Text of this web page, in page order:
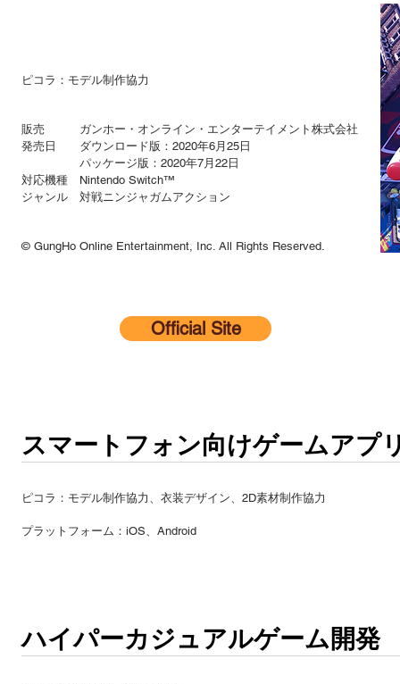
ピコラ：モデル制作協力
販売 ガンホー・オンライン・エンターテイメント株式会社
発売日 ダウンロード版：2020年6月25日
パッケージ版：2020年7月22日
対応機種 Nintendo Switch™
​ジャンル 対戦ニンジャガムアクション
© GungHo Online Entertainment, Inc. All Rights Reserved.
Official Site
スマートフォン向けゲームアプ
ピコラ：モデル制作協力、衣装デザイン、2D素材制作協力
​プラットフォーム：iOS、Android
ハイパーカジュアルゲーム開発